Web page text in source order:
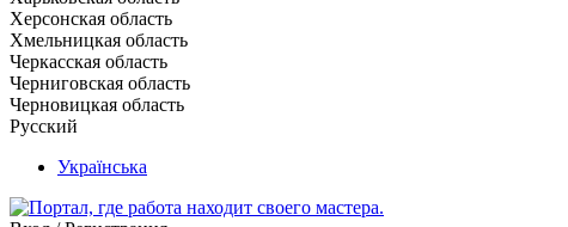
Херсонская область
Хмельницкая область
Черкасская область
Черниговская область
Черновицкая область
Русский
Українська